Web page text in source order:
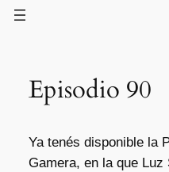
Episodio 90
Ya tenés disponible la
Gamera, en la que